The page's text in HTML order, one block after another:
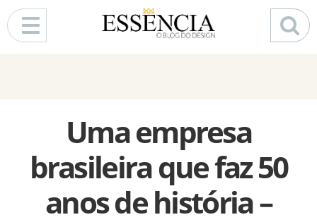
Uma empresa
brasileira que faz 50
anos de história –